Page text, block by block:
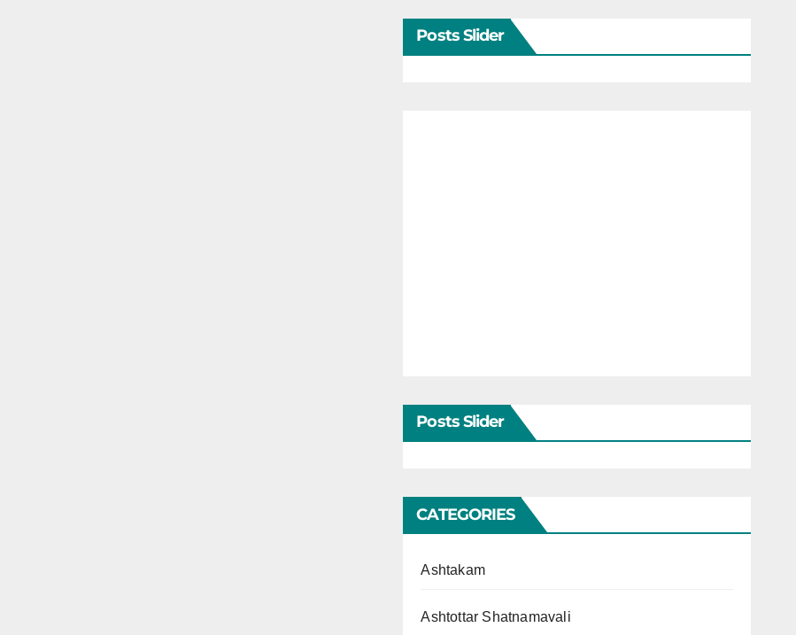
Posts Slider
Posts Slider
CATEGORIES
Ashtakam
Ashtottar Shatnamavali